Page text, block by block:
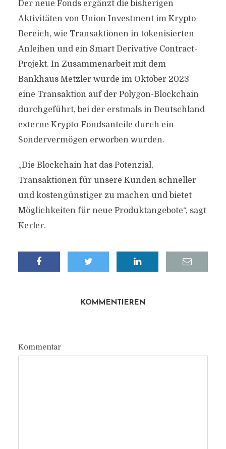
Der neue Fonds ergänzt die bisherigen
Aktivitäten von Union Investment im Krypto-
Bereich, wie Transaktionen in tokenisierten
Anleihen und ein Smart Derivative Contract-
Projekt. In Zusammenarbeit mit dem
Bankhaus Metzler wurde im Oktober 2023
eine Transaktion auf der Polygon-Blockchain
durchgeführt, bei der erstmals in Deutschland
externe Krypto-Fondsanteile durch ein
Sondervermögen erworben wurden.
„Die Blockchain hat das Potenzial,
Transaktionen für unsere Kunden schneller
und kostengünstiger zu machen und bietet
Möglichkeiten für neue Produktangebote“, sagt
Kerler.
KOMMENTIEREN
Kommentar